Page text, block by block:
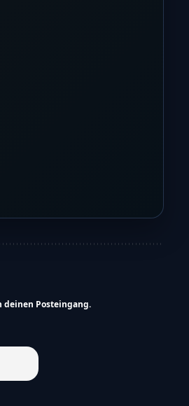
deinen Posteingang.